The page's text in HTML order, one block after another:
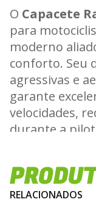
O Capacete
para
moderno
conforto. Seu
agressivas e
garante
velocidades,
durante a
Fabricado em
RELACIONADOS